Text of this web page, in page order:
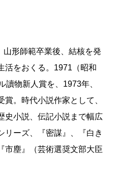
を打つ雨の音に、日本一
されたというわけです。
がとけた気がしました。
ひかれていましたが、そ
されていたのです。詳述
内の記「名作『蝉しぐ
りにしようと考えるよう
した。
山形師範卒業後、結核を発
活をおくる。1971（昭和
讀物新人賞を、1973年、
賞。時代小説作家として、
史小説、伝記小説まで幅広
リーズ、『密謀』、『白き
市塵』（芸術選奨文部大臣